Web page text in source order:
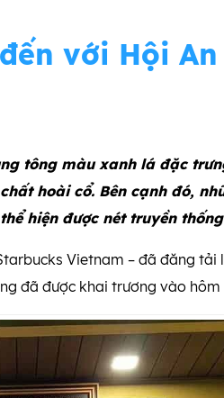
với Hội
tông màu xanh lá đặc
hoài cổ. Bên cạnh đó,
hiện được nét truyền
Vietnam – đã đăng tải
đã được khai trương vào